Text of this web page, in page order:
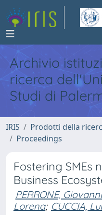
Archivio
ricerca
Studi di
IRIS Prodotti della
Proceedings
Fostering SMEs
Business
PERRONE, Giovanni
Lorena; CUCCIA,